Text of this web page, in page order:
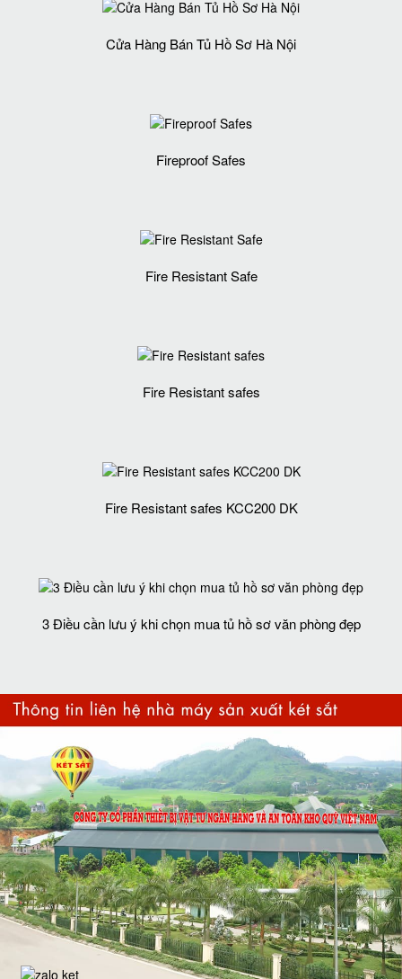
Cửa Hàng Bán Tủ Hồ Sơ Hà Nội
Fireproof Safes
Fire Resistant Safe
Fire Resistant safes
Fire Resistant safes KCC200 DK
3 Điều cần lưu ý khi chọn mua tủ hồ sơ văn phòng đẹp